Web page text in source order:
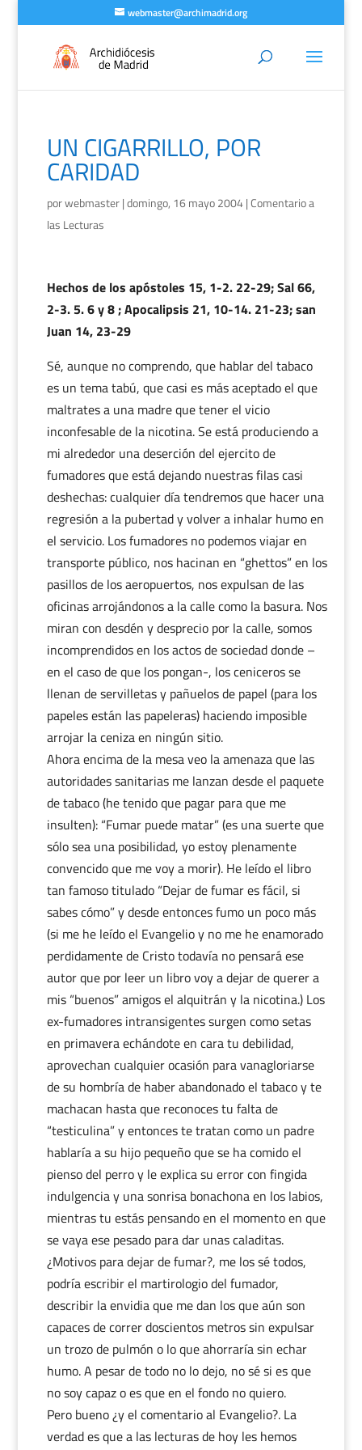
webmaster@archimadrid.org
UN CIGARRILLO, POR
CARIDAD
porwebmaster|domingo, 16 mayo 2004|Comentario a
las Lecturas
Hechos de los apóstoles 15, 1-2. 22-29; Sal 66,
2-3. 5. 6 y 8 ; Apocalipsis 21, 10-14. 21-23; san
Juan 14, 23-29
Sé, aunque no comprendo, que hablar del tabaco
es un tema tabú, que casi es más aceptado el que
maltrates a una madre que tener el vicio
inconfesable de la nicotina. Se está produciendo a
mi alrededor una deserción del ejercito de
fumadores que está dejando nuestras filas casi
deshechas: cualquier día tendremos que hacer una
regresión a la pubertad y volver a inhalar humo en
el servicio. Los fumadores no podemos viajar en
transporte público, nos hacinan en “ghettos” en los
pasillos de los aeropuertos, nos expulsan de las
oficinas arrojándonos a la calle como la basura. Nos
miran con desdén y desprecio por la calle, somos
incomprendidos en los actos de sociedad donde –
en el caso de que los pongan-, los ceniceros se
llenan de servilletas y pañuelos de papel (para los
papeles están las papeleras) haciendo imposible
arrojar la ceniza en ningún sitio.
Ahora encima de la mesa veo la amenaza que las
autoridades sanitarias me lanzan desde el paquete
de tabaco (he tenido que pagar para que me
insulten): “Fumar puede matar” (es una suerte que
sólo sea una posibilidad, yo estoy plenamente
convencido que me voy a morir). He leído el libro
tan famoso titulado “Dejar de fumar es fácil, si
sabes cómo” y desde entonces fumo un poco más
(si me he leído el Evangelio y no me he enamorado
perdidamente de Cristo todavía no pensará ese
autor que por leer un libro voy a dejar de querer a
mis “buenos” amigos el alquitrán y la nicotina.) Los
ex-fumadores intransigentes surgen como setas
en primavera echándote en cara tu debilidad,
aprovechan cualquier ocasión para vanagloriarse
de su hombría de haber abandonado el tabaco y te
machacan hasta que reconoces tu falta de
“testiculina” y entonces te tratan como un padre
hablaría a su hijo pequeño que se ha comido el
pienso del perro y le explica su error con fingida
indulgencia y una sonrisa bonachona en los labios,
mientras tu estás pensando en el momento en que
se vaya ese pesado para dar unas caladitas.
¿Motivos para dejar de fumar?, me los sé todos,
podría escribir el martirologio del fumador,
describir la envidia que me dan los que aún son
capaces de correr doscientos metros sin expulsar
un trozo de pulmón o lo que ahorraría sin echar
humo. A pesar de todo no lo dejo, no sé si es que
no soy capaz o es que en el fondo no quiero.
Pero bueno ¿y el comentario al Evangelio?. La
verdad es que a las lecturas de hoy les hemos